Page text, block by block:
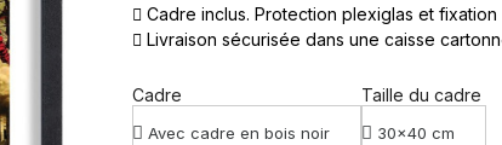
Cadre inclus. Protection plexiglas et
Livraison sécurisée dans une caisse
Cadre Taille du cadre